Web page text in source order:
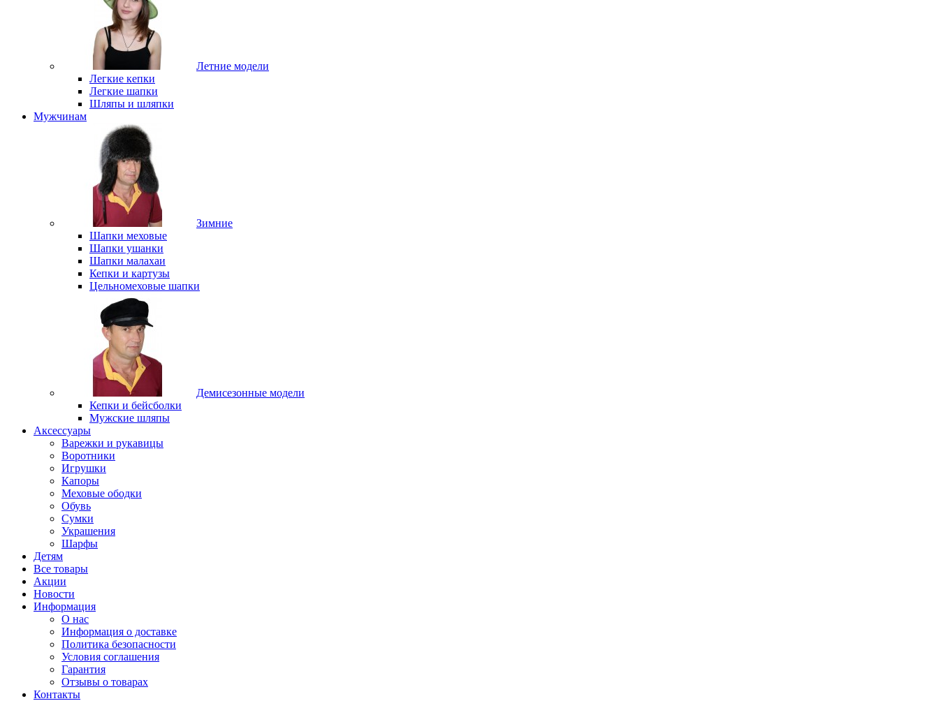
Летние модели
Легкие кепки
Легкие шапки
Шляпы и шляпки
Мужчинам
Зимние
Шапки меховые
Шапки ушанки
Шапки малахаи
Кепки и картузы
Цельномеховые шапки
Демисезонные модели
Кепки и бейсболки
Мужские шляпы
Аксессуары
Варежки и рукавицы
Воротники
Игрушки
Капоры
Меховые ободки
Обувь
Сумки
Украшения
Шарфы
Детям
Все товары
Акции
Новости
Информация
О нас
Информация о доставке
Политика безопасности
Условия соглашения
Гарантия
Отзывы о товарах
Контакты